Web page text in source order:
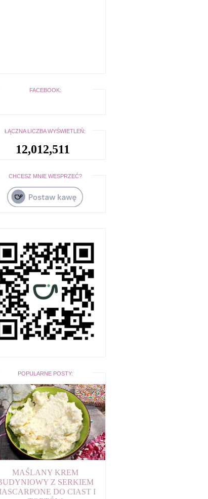
FACEBOOK:
ŁĄCZNA LICZBA WYŚWIETLEŃ:
12,012,511
CHCESZ MNIE WESPRZEĆ?
POPULARNE POSTY:
MAŚLANY KREM
Z SERKIEM
DO CIAST I